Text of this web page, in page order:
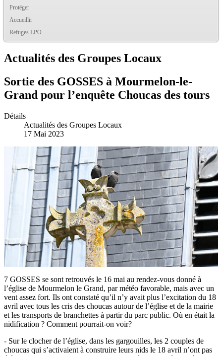
Protéger
Accueillir
Refuges LPO
Actualités des Groupes Locaux
Sortie des GOSSES à Mourmelon-le-
Grand pour l’enquête Choucas des tours
Détails
Actualités des Groupes Locaux
17 Mai 2023
7 GOSSES se sont retrouvés le 16 mai au rendez-vous donné à
l’église de Mourmelon le Grand, par météo favorable, mais avec un
vent assez fort. Ils ont constaté qu’il n’y avait plus l’excitation du 18
avril avec tous les cris des choucas autour de l’église et de la mairie
et les transports de branchettes à partir du parc public. Où en était la
nidification ? Comment pourrait-on voir?
- Sur le clocher de l’église, dans les gargouilles, les 2 couples de
choucas qui s’activaient à construire leurs nids le 18 avril n’ont pas